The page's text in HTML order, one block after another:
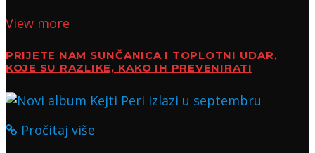
View more
PRIJETE NAM SUNČANICA I TOPLOTNI UDAR,
KOJE SU RAZLIKE, KAKO IH PREVENIRATI
Pročitaj više